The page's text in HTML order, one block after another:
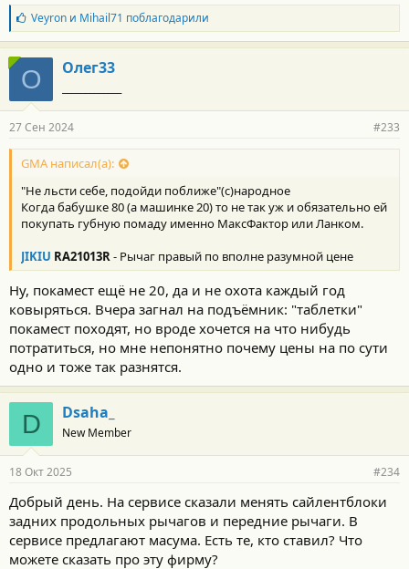
Б
л
а
г
о
д
а
н
о
с
и
:
Veyronи Mihail71 поблагодарили
О Олег33
27 Сен 2024 #233
GMA написал(а):
"Не льсти себе, подойди поближе"(с)народное
Когда бабушке 80 (а машинке 20) то не так уж и обязательно ей
покупать губную помаду именно МаксФактор или Ланком.
JIKIU RA21013R- Рычаг правый по вполне разумной цене
Ну, покамест ещё не 20, да и не охота каждый год
ковыряться. Вчера загнал на подъёмник: "таблетки"
покамест походят, но вроде хочется на что нибудь
потратиться, но мне непонятно почему цены на по сути
одно и тоже так разнятся.
D Dsaha_
New Member
18 Окт 2025 #234
Добрый день. На сервисе сказали менять сайлентблоки
задних продольных рычагов и передние рычаги. В
сервисе предлагают масума. Есть те, кто ставил? Что
можете сказать про эту фирму?